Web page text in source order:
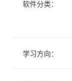
软件分类：
学习方向：